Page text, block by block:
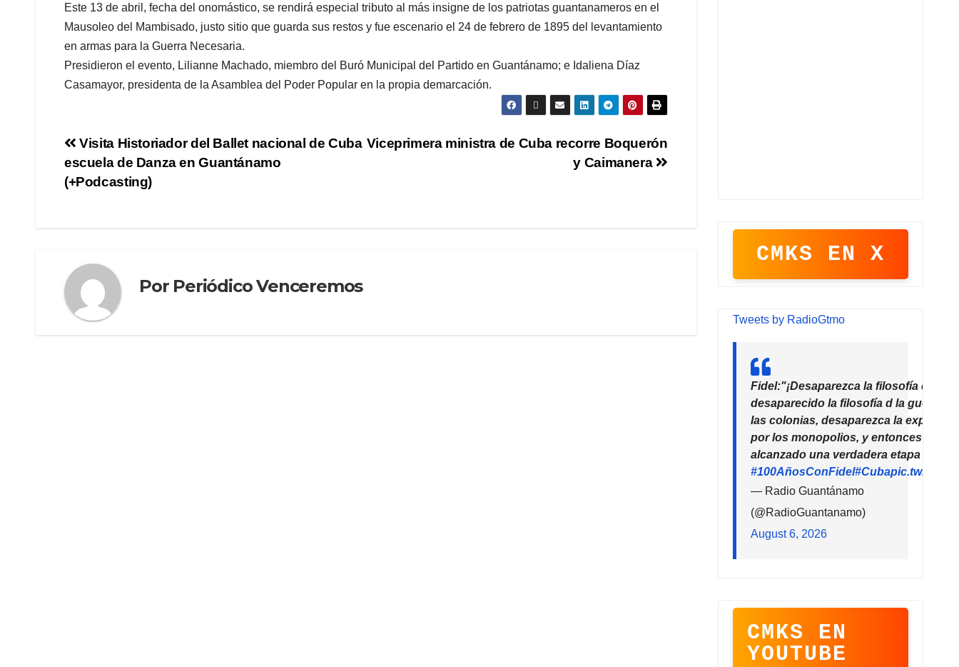
Este 13 de abril, fecha del onomástico, se rendirá especial tributo al más insigne de los patriotas guantanameros en el
Mausoleo del Mambisado, justo sitio que guarda sus restos y fue escenario el 24 de febrero de 1895 del levantamiento
en armas para la Guerra Necesaria.
Presidieron el evento, Lilianne Machado, miembro del Buró Municipal del Partido en Guantánamo; e Idaliena Díaz
Casamayor, presidenta de la Asamblea del Poder Popular en la propia demarcación.
Viceprimera ministra de Cuba recorre Boquerón
y Caimanera
Visita Historiador del Ballet nacional de Cuba
escuela de Danza en Guantánamo
(+Podcasting)
Por Periódico Venceremos
CMKS EN X
Tweets by RadioGtmo
Fidel:"¡Desaparezca la filosofía del
desaparecido la filosofía d la guerra!
las colonias, desaparezca la
por los monopolios, y entonces la
alcanzado una verdadera etapa de
#100AñosConFidel#Cuba
— Radio Guantánamo
(@RadioGuantanamo)
August 6, 2026
CMKS EN
YOUTUBE